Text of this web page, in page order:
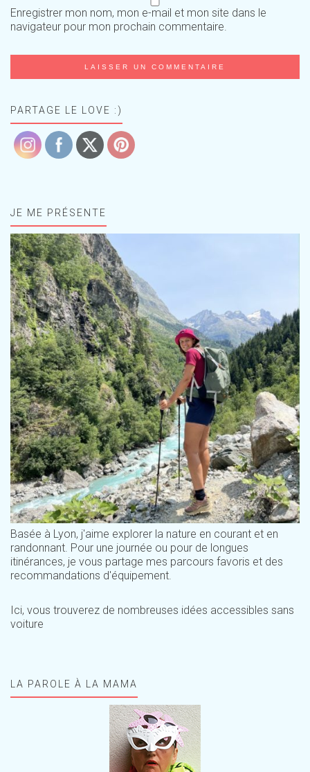
Enregistrer mon nom, mon e-mail et mon site dans le
navigateur pour mon prochain commentaire.
PARTAGE LE LOVE :)
JE ME PRÉSENTE
Basée à Lyon, j'aime explorer la nature en courant et en
randonnant. Pour une journée ou pour de longues
itinérances, je vous partage mes parcours favoris et des
recommandations d'équipement.
Ici, vous trouverez de nombreuses idées accessibles sans
voiture
LA PAROLE À LA MAMA